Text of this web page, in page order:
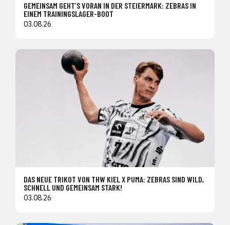
GEMEINSAM GEHT’S VORAN IN DER STEIERMARK: ZEBRAS IN
EINEM TRAININGSLAGER-BOOT
03.08.26
DAS NEUE TRIKOT VON THW KIEL X PUMA: ZEBRAS SIND WILD,
SCHNELL UND GEMEINSAM STARK!
03.08.26